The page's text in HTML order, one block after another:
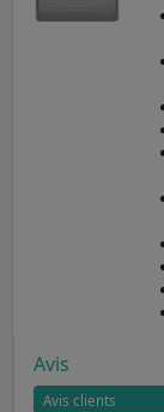
Avis
Avis clients